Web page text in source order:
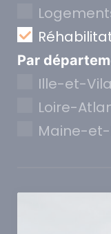
Par
Ille-et-
Loire-
Maine-et-